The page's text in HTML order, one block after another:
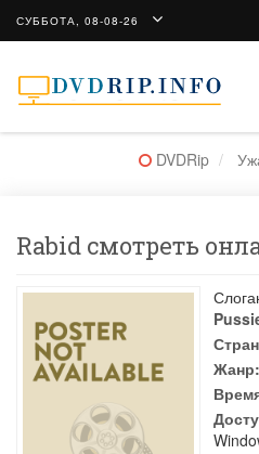
СУББОТА, 08-08-26
DVDRip
Rabid смотреть
Жанр: